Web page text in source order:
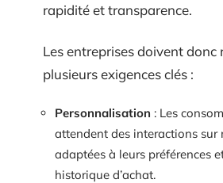
rapidité et transparence.
Les entreprises doivent donc
plusieurs exigences clés :
Personnalisation : Les
attendent des interactions sur
adaptées à leurs préférences
historique d’achat.